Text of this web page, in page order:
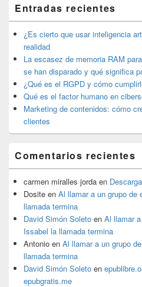
área
de
widget
barra
lateral
primaria
Entradas recientes
¿Es cierto que usar inteligencia
realidad
La escasez de memoria RAM
se han disparado y qué significa
¿Qué es el RGPD y cómo
Qué es el factor humano en
Marketing de contenidos: cómo
clientes
Comentarios recientes
carmen miralles jorda en
Dosite en Al llamar a un grupo de
llamada termina
David Simón Soleto en Al llamar
Issabel la llamada termina
Antonio en Al llamar a un grupo
llamada termina
David Simón Soleto en
epubgratis.me